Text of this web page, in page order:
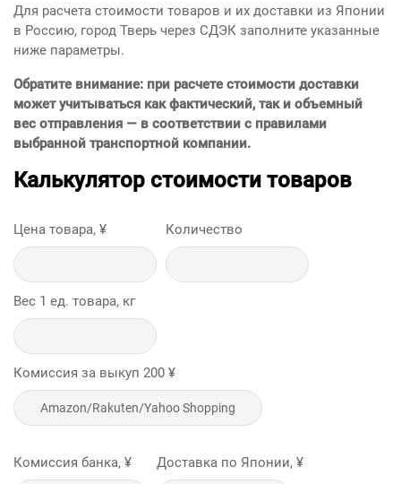
Для расчета стоимости товаров и их доставки из Японии
в Россию, город Тверь через СДЭК заполните указанные
ниже параметры.
Обратите внимание: при расчете стоимости доставки
может учитываться как фактический, так и объемный
вес отправления — в соответствии с правилами
выбранной транспортной компании.
Калькулятор стоимости товаров
Цена товара, ¥ Количество
Вес 1 ед. товара, кг
Комиссия за выкуп 200 ¥
Комиссия банка, ¥ Доставка по Японии, ¥